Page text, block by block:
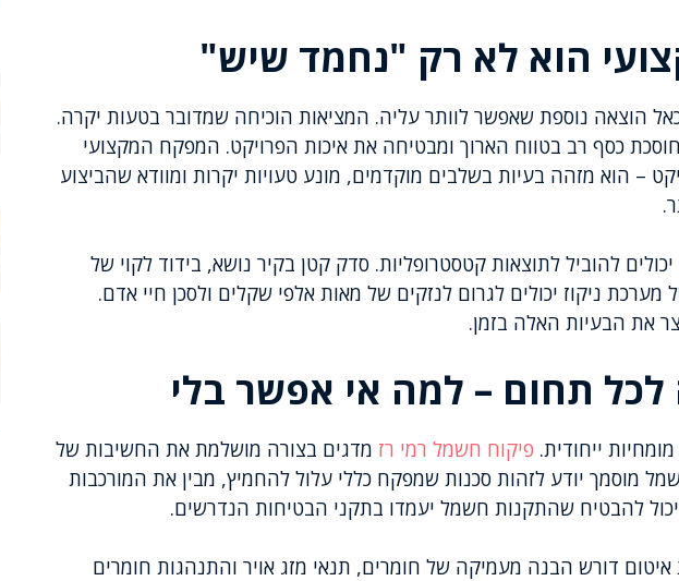
הוא לא רק "נחמד שיש"
הוצאה נוספת שאפשר לוותר עליה. המציאות הוכיחה שמדובר בטעות יקרה.
כסף רב בטווח הארוך ומבטיחה את איכות הפרויקט. המפקח המקצועי
– הוא מזהה בעיות בשלבים מוקדמים, מונע טעויות יקרות ומוודא שהביצוע
להוביל לתוצאות קטסטרופליות. סדק קטן בקיר נושא, בידוד לקוי של
ניקוז יכולים לגרום לנזקים של מאות אלפי שקלים ולסכן חיי אדם.
את הבעיות האלה בזמן.
תחום – למה אי אפשר בלי
ייחודית. פיקוח חשמל רמי רז מדגים בצורה מושלמת את החשיבות של
מוסמך יודע לזהות סכנות שמפקח כללי עלול להחמיץ, מבין את המורכבות
להבטיח שהתקנות חשמל יעמדו בתקני הבטיחות הנדרשים.
איטום דורש הבנה מעמיקה של חומרים, תנאי מזג אויר והתנהגות חומרים